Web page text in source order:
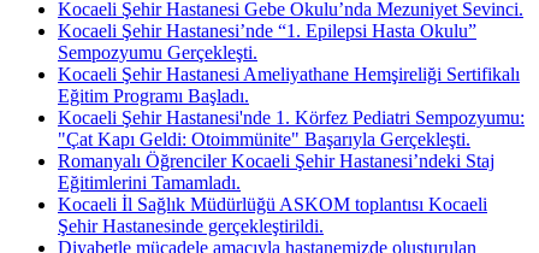
Kocaeli Şehir Hastanesi Gebe Okulu’nda Mezuniyet Sevinci.
Kocaeli Şehir Hastanesi’nde “1. Epilepsi Hasta Okulu”
Sempozyumu Gerçekleşti.
Kocaeli Şehir Hastanesi Ameliyathane Hemşireliği Sertifikalı
Eğitim Programı Başladı.
Kocaeli Şehir Hastanesi'nde 1. Körfez Pediatri Sempozyumu:
"Çat Kapı Geldi: Otoimmünite" Başarıyla Gerçekleşti.
Romanyalı Öğrenciler Kocaeli Şehir Hastanesi’ndeki Staj
Eğitimlerini Tamamladı.
Kocaeli İl Sağlık Müdürlüğü ASKOM toplantısı Kocaeli
Şehir Hastanesinde gerçekleştirildi.
Diyabetle mücadele amacıyla hastanemizde oluşturulan